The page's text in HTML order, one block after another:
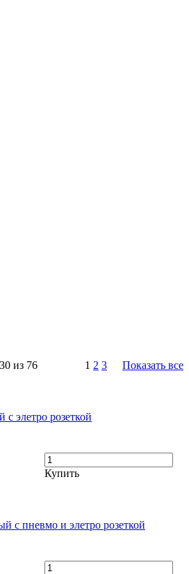
из 76 1 2 3
Показать все
элетро розеткой
Купить
с пневмо и элетро розеткой